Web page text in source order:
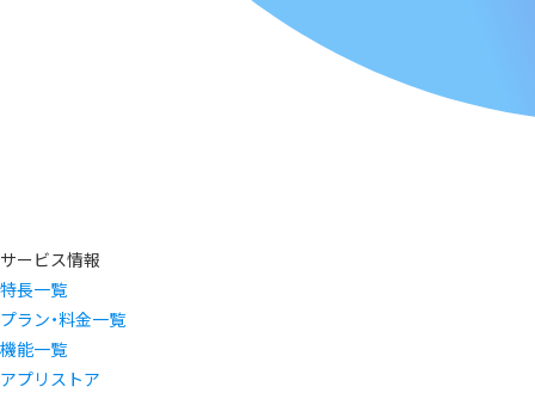
サービス情報
特長一覧
プラン・料金一覧
機能一覧
アプリストア